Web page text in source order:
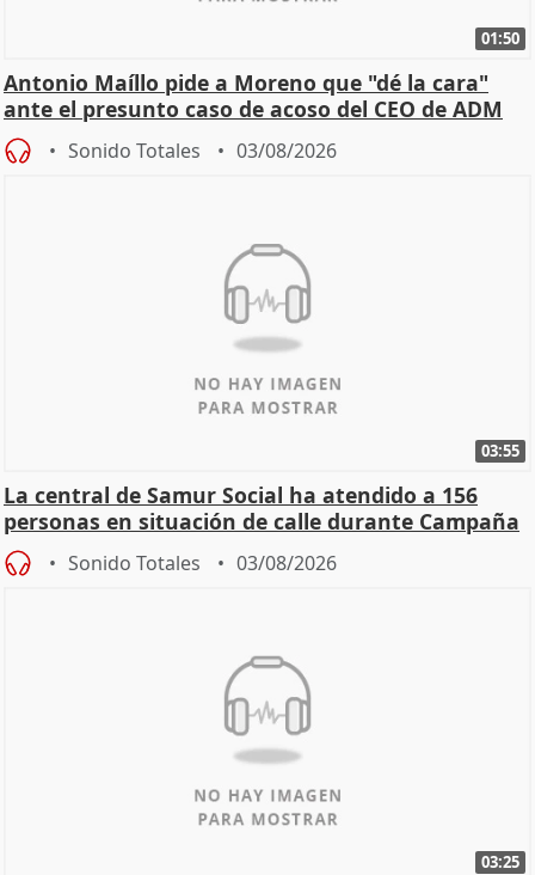
01:50
Antonio Maíllo pide a Moreno que "dé la cara"
ante el presunto caso de acoso del CEO de ADM
Sonido Totales 03/08/2026
03:55
La central de Samur Social ha atendido a 156
personas en situación de calle durante Campaña
de Calor
Sonido Totales 03/08/2026
03:25